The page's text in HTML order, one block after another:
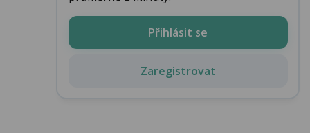
Přihlásit se
Zaregistrovat